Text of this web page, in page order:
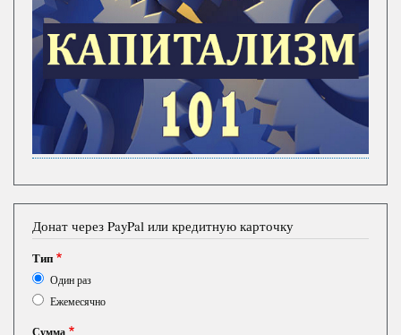
Донат через PayPal или кредитную карточку
Тип
Один раз
Ежемесячно
Сумма